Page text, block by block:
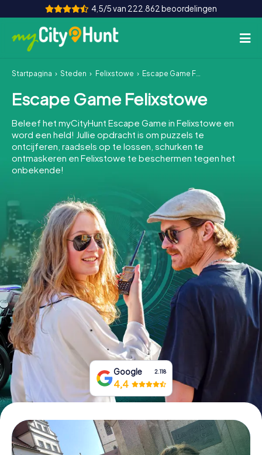
4,5/5 van 222.862 beoordelingen
Hoe het werkt
Steden
Tours
Teamevenement
INT AT CH
DE
ES
FR UK
IE
IT
NL
Boek tickets
Koop cadeaubonnen
Startpagina Steden Felixstowe Escape Game Felixstowe
Escape Game Felixstowe
Beleef het myCityHunt Escape Game in Felixstowe en
word een held! Jullie opdracht is om puzzels te
ontcijferen, raadsels op te lossen, schurken te
ontmaskeren en Felixstowe te beschermen tegen het
onbekende!
Google 2.118
4,4